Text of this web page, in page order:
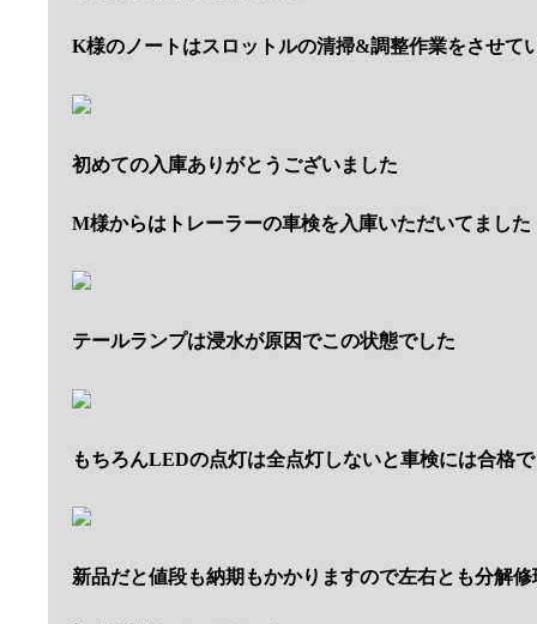
K様のノートはスロットルの清掃&調整作業をさせて
初めての入庫ありがとうございました
M様からはトレーラーの車検を入庫いただいてました
テールランプは浸水が原因でこの状態でした
もちろんLEDの点灯は全点灯しないと車検には合格
新品だと値段も納期もかかりますので左右とも分解修